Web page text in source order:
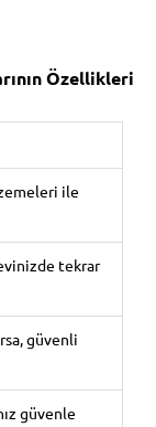
Özellikleri
ile
tekrar
güvenli
güvenle